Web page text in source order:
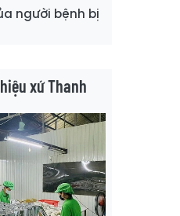
người bệnh bị
xứ Thanh